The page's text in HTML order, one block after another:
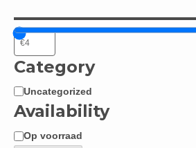
Category
Categorie
Uncategorized
Availability
Beschikbaarheid
Op voorraad